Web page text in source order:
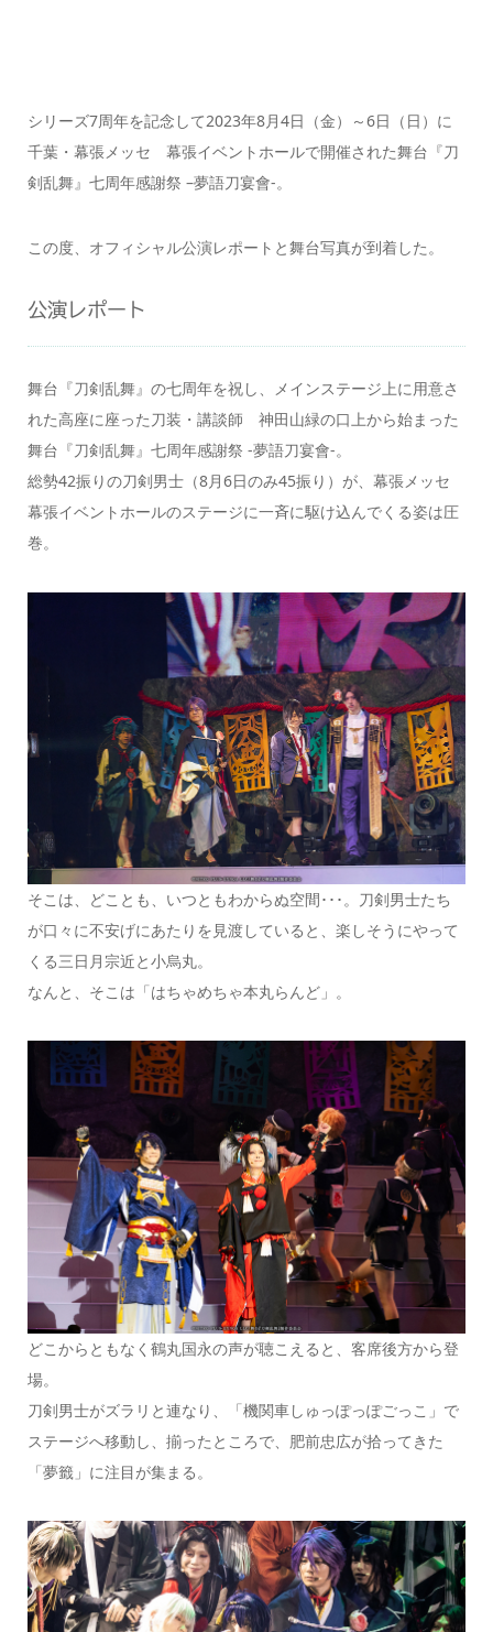
シリーズ7周年を記念して2023年8月4日（金）～6日（日）に
千葉・幕張メッセ 幕張イベントホールで開催された舞台『刀
剣乱舞』七周年感謝祭 –夢語刀宴會-。
この度、オフィシャル公演レポートと舞台写真が到着した。
公演レポート
舞台『刀剣乱舞』の七周年を祝し、メインステージ上に用意さ
れた高座に座った刀装・講談師 神田山緑の口上から始まった
舞台『刀剣乱舞』七周年感謝祭 -夢語刀宴會-。
総勢42振りの刀剣男士（8月6日のみ45振り）が、幕張メッセ
幕張イベントホールのステージに一斉に駆け込んでくる姿は圧
巻。
そこは、どことも、いつともわからぬ空間･･･。刀剣男士たち
が口々に不安げにあたりを見渡していると、楽しそうにやって
くる三日月宗近と小烏丸。
なんと、そこは「はちゃめちゃ本丸らんど」。
どこからともなく鶴丸国永の声が聴こえると、客席後方から登
場。
刀剣男士がズラリと連なり、「機関車しゅっぽっぽごっこ」で
ステージへ移動し、揃ったところで、肥前忠広が拾ってきた
「夢籤」に注目が集まる。